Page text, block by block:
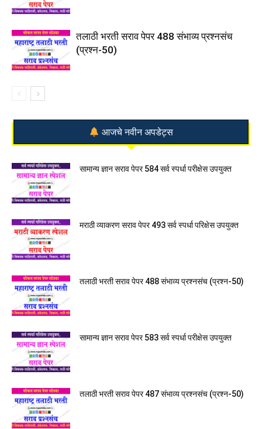
तलाठी भरती सराव पेपर 488 संभाव्य प्रश्नसंच
(प्रश्न-50)
आजचे नवीन अपडेट्स
सामान्य ज्ञान सराव पेपर 584 सर्व स्पर्धा परीक्षेस उपयुक्त
मराठी व्याकरण सराव पेपर 493 सर्व स्पर्धा परिक्षेस उपयुक्त
तलाठी भरती सराव पेपर 488 संभाव्य प्रश्नसंच (प्रश्न-50)
सामान्य ज्ञान सराव पेपर 583 सर्व स्पर्धा परीक्षेस उपयुक्त
तलाठी भरती सराव पेपर 487 संभाव्य प्रश्नसंच (प्रश्न-50)